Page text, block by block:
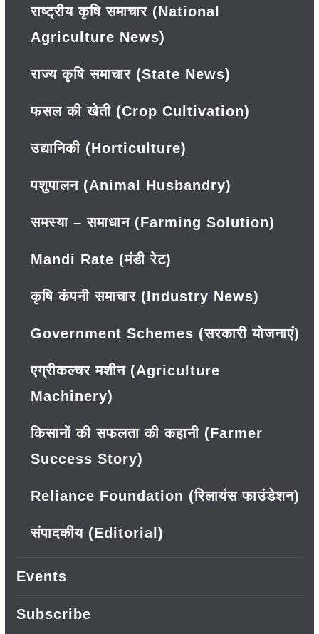
राष्ट्रीय कृषि समाचार (National
Agriculture News)
राज्य कृषि समाचार (State News)
फसल की खेती (Crop Cultivation)
उद्यानिकी (Horticulture)
पशुपालन (Animal Husbandry)
समस्या – समाधान (Farming Solution)
Mandi Rate (मंडी रेट)
कृषि कंपनी समाचार (Industry News)
Government Schemes (सरकारी योजनाएं)
एग्रीकल्चर मशीन (Agriculture
Machinery)
किसानों की सफलता की कहानी (Farmer
Success Story)
Reliance Foundation (रिलायंस फाउंडेशन)
संपादकीय (Editorial)
Events
Subscribe